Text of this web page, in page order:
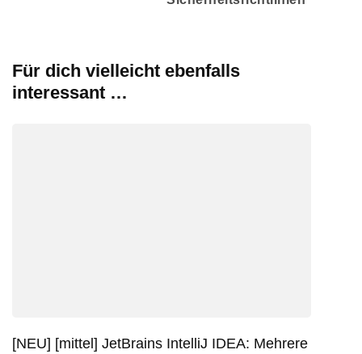
Für dich vielleicht ebenfalls
interessant …
[NEU] [mittel] JetBrains IntelliJ IDEA: Mehrere